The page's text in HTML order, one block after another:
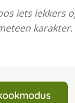
iets lekkers
karakter.